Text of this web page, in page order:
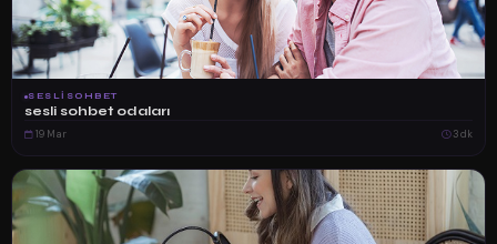
SESLISOHBET
sesli sohbet odaları
19 Mar 3 dk